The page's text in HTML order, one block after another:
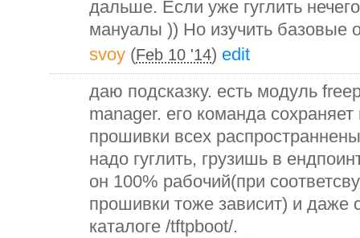
дальше. Если уже гуглить
мануалы )) Но изучить базовые
svoy (Feb 10 '14) edit
даю подсказку. есть модуль
manager. его команда
прошивки всех
надо гуглить, грузишь в
он 100% рабочий(при
прошивки тоже зависит) и даже
каталоге /tftpboot/.